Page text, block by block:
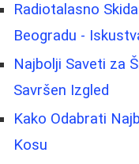
Radiotalasno
Beogradu -
Najbolji Saveti za
Savršen Izgled
Kako Odabrati
Kosu